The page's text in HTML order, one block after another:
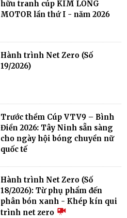
hữu tranh cúp KIM LONG
MOTOR lần thứ I - năm 2026
Hành trình Net Zero (Số
19/2026)
Trước thềm Cúp VTV9 – Bình
Điền 2026: Tây Ninh sẵn sàng
cho ngày hội bóng chuyền nữ
quốc tế
Hành trình Net Zero (Số
18/2026): Từ phụ phẩm đến
phân bón xanh - Khép kín qui
trình net zero